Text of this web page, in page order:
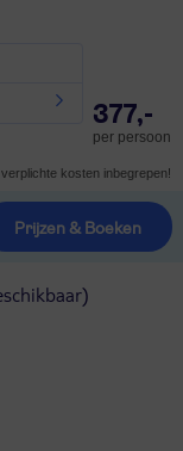
377,-
per persoon
verplichte kosten inbegrepen!
Prijzen & Boeken